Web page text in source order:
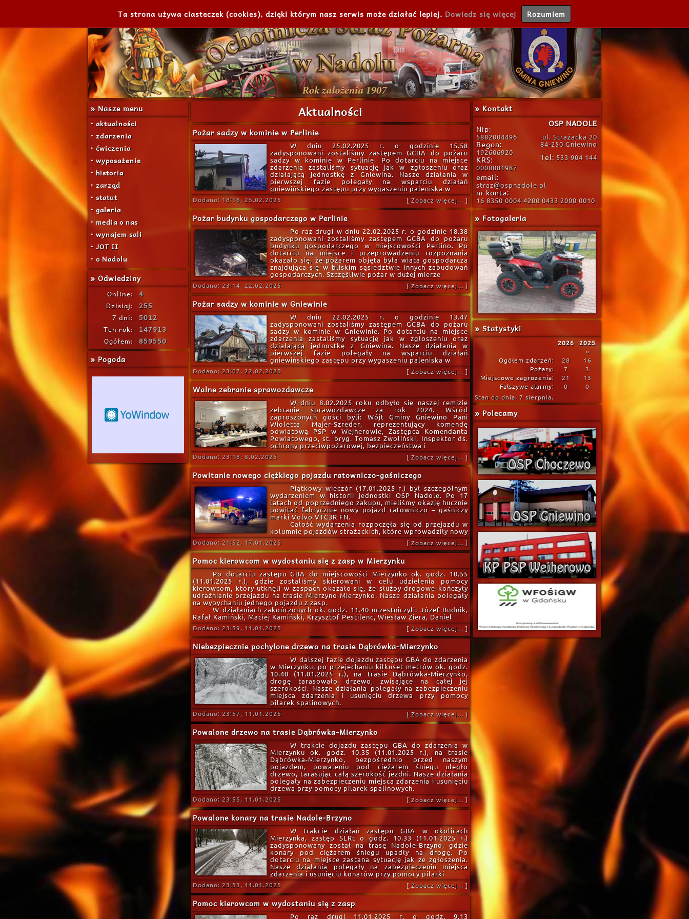
» Nasze menu
• aktualności
• zdarzenia
• ćwiczenia
• wyposażenie
• historia
• zarząd
• statut
• galeria
• media o nas
• wynajem sali
• JOT II
• o Nadolu
» Odwiedziny
Online: 4
Dzisiaj: 255
7 dni:
5012
Ten rok:
147913
Ogółem: 859550
» Pogoda
Aktualności
Pożar sadzy w kominie w Perlinie
W dniu 25.02.2025 r. o godzinie 15.58
zadysponowani zostaliśmy zastępem GCBA do pożaru
sadzy w kominie w Perlinie. Po dotarciu na miejsce
zdarzenia zastaliśmy sytuację jak w zgłoszeniu oraz
działającą jednostkę z Gniewina. Nasze działania w
pierwszej fazie polegały na wsparciu działań
gniewińskiego zastępu przy wygaszeniu paleniska w
Dodano: 18:18, 25.02.2025 [ Zobacz więcej... ]
Pożar budynku gospodarczego w Perlinie
Po raz drugi w dniu 22.02.2025 r. o godzinie 18.38
zadysponowani zostaliśmy zastępem GCBA do pożaru
budynku gospodarczego w miejscowości Perlino. Po
dotarciu na miejsce i przeprowadzeniu rozpoznania
okazało się, że pożarem objęta była wiata gospodarcza
znajdująca się w bliskim sąsiedztwie innych zabudowań
gospodarczych. Szczęśliwie pożar w dużej mierze
Dodano: 23:14, 22.02.2025 [ Zobacz więcej... ]
Pożar sadzy w kominie w Gniewinie
W dniu 22.02.2025 r. o godzinie 13.47
zadysponowani zostaliśmy zastępem GCBA do pożaru
sadzy w kominie w Gniewinie. Po dotarciu na miejsce
zdarzenia zastaliśmy sytuację jak w zgłoszeniu oraz
działającą jednostkę z Gniewina. Nasze działania w
pierwszej fazie polegały na wsparciu działań
gniewińskiego zastępu przy wygaszeniu paleniska w
Dodano: 23:07, 22.02.2025 [ Zobacz więcej... ]
Walne zebranie sprawozdawcze
W dniu 8.02.2025 roku odbyło się naszej remizie
zebranie sprawozdawcze za rok 2024. Wśród
zaproszonych gości byli: Wójt Gminy Gniewino Pani
Wioletta Majer-Szreder, reprezentujący komendę
powiatową PSP w Wejherowie, Zastępca Komendanta
Powiatowego, st. bryg. Tomasz Zwoliński, Inspektor ds.
ochrony przeciwpożarowej, bezpieczeństwa i
Dodano: 23:18, 8.02.2025 [ Zobacz więcej... ]
Powitanie nowego ciężkiego pojazdu ratowniczo-gaśniczego
Piątkowy wieczór (17.01.2025 r.) był szczególnym
wydarzeniem w historii jednostki OSP Nadole. Po 17
latach od poprzedniego zakupu, mieliśmy okazję hucznie
powitać fabrycznie nowy pojazd ratowniczo – gaśniczy
marki Volvo VTC3R FN.
Całość wydarzenia rozpoczęła się od przejazdu w
kolumnie pojazdów strażackich, które wprowadziły nowy
Dodano: 21:52, 17.01.2025 [ Zobacz więcej... ]
Pomoc kierowcom w wydostaniu się z zasp w Mierzynku
Po dotarciu zastępu GBA do miejscowości Mierzynko ok. godz. 10.55
(11.01.2025 r.), gdzie zostaliśmy skierowani w celu udzielenia pomocy
kierowcom, który utknęli w zaspach okazało się, że służby drogowe kończyły
udrażnianie przejazdu na trasie Mierzyno-Mierzynko. Nasze działania polegały
na wypychaniu jednego pojazdu z zasp.
W działaniach zakończonych ok. godz. 11.40 uczestniczyli: Józef Budnik,
Rafał Kamiński, Maciej Kamiński, Krzysztof Pestilenc, Wiesław Ziera, Daniel
Dodano: 23:59, 11.01.2025 [ Zobacz więcej... ]
Niebezpiecznie pochylone drzewo na trasie Dąbrówka-Mierzynko
W dalszej fazie dojazdu zastępu GBA do zdarzenia
w Mierzynku, po przejechaniu kilkuset metrów ok. godz.
10.40 (11.01.2025 r.), na trasie Dąbrówka-Mierzynko,
drogę tarasowało drzewo, zwisające na całej jej
szerokości. Nasze działania polegały na zabezpieczeniu
miejsca zdarzenia i usunięciu drzewa przy pomocy
pilarek spalinowych.
Dodano: 23:57, 11.01.2025 [ Zobacz więcej... ]
Powalone drzewo na trasie Dąbrówka-Mierzynko
W trakcie dojazdu zastępu GBA do zdarzenia w
Mierzynku ok. godz. 10.35 (11.01.2025 r.), na trasie
Dąbrówka-Mierzynko, bezpośrednio przed naszym
pojazdem, powaleniu pod ciężarem śniegu uległo
drzewo, tarasując całą szerokość jezdni. Nasze działania
polegały na zabezpieczeniu miejsca zdarzenia i usunięciu
drzewa przy pomocy pilarek spalinowych.
Dodano: 23:55, 11.01.2025 [ Zobacz więcej... ]
Powalone konary na trasie Nadole-Brzyno
W trakcie działań zastępu GBA w okolicach
Mierzynka, zastęp SLRt o godz. 10.33 (11.01.2025 r.)
zadysponowany został na trasę Nadole-Brzyno, gdzie
konary pod ciężarem śniegu upadły na drogę. Po
dotarciu na miejsce zastana sytuację jak ze zgłoszenia.
Nasze działania polegały na zabezpieczeniu miejsca
zdarzenia i usunięciu konarów przy pomocy pilarki
Dodano: 23:53, 11.01.2025 [ Zobacz więcej... ]
Pomoc kierowcom w wydostaniu się z zasp
Po raz drugi 11.01.2025 r. o godz. 9.13
» Kontakt
Nip:
5882004496
Regon:
192606920
KRS:
0000081987
OSP NADOLE
ul. Strażacka 20
84-250 Gniewino
Tel: 533 904 144
email:
straz@ospnadole.pl
nr konta:
16 8350 0004 4200 0433 2000 0010
» Fotogaleria
» Statystyki
2026
2025
»
Ogółem zdarzeń:
28
16
Pożary:
7
3
Miejscowe zagrożenia:
21
13
Fałszywe alarmy:
0
0
Stan do dnia: 7 sierpnia.
» Polecamy
Ta strona używa ciasteczek (cookies), dzięki którym nasz serwis może działać lepiej. Dowiedz się więcej Rozumiem